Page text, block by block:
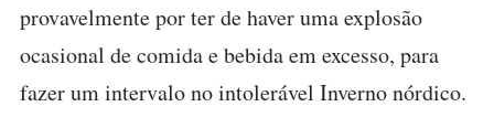
provavelmente por ter de haver uma explosão
ocasional de comida e bebida em excesso, para
fazer um intervalo no intolerável Inverno nórdico.